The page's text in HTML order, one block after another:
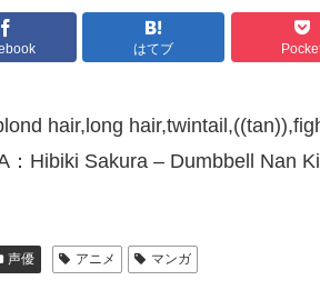
はてブ
hair,long
：Hibiki Sakura – Dumbbell Nan
声優 アニメ マンガ